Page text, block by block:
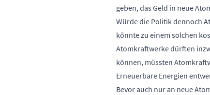
geben, das Geld in neue
Würde die Politik dennoch
könnte zu einem solchen
Atomkraftwerke dürften
können, müssten
Erneuerbare Energien
Bevor auch nur an neue